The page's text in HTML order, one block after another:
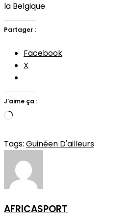
la Belgique
Partager :
Facebook
X
J’aime ça :
Chargement…
Tags: Guinéen D'ailleurs
AFRICASPORT